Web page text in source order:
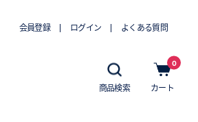
会員登録 ログイン よくある質問
商品検索 カート
0